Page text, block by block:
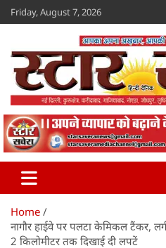
Skip
to
Friday, August 7, 2026
Star Savera
www.starsavera.com
Home
नागौर हाईवे पर पलटा केमिकल टैंकर,
2 किलोमीटर तक दिखाई दी लपटें